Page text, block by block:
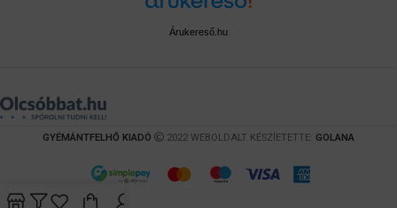
Árukereső.hu
GYÉMÁNTFELHŐ KIADÓ 2022 WEBOLDALT KÉSZÍETETTE: GOLANA